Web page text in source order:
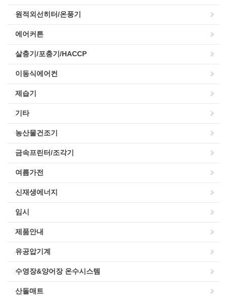
원적외선히터/온풍기
에어커튼
살충기/포충기/HACCP
이동식에어컨
제습기
기타
농산물건조기
금속프린터/조각기
여름가전
신재생에너지
임시
제품안내
유공압기계
수영장&양어장 온수시스템
산돌매트